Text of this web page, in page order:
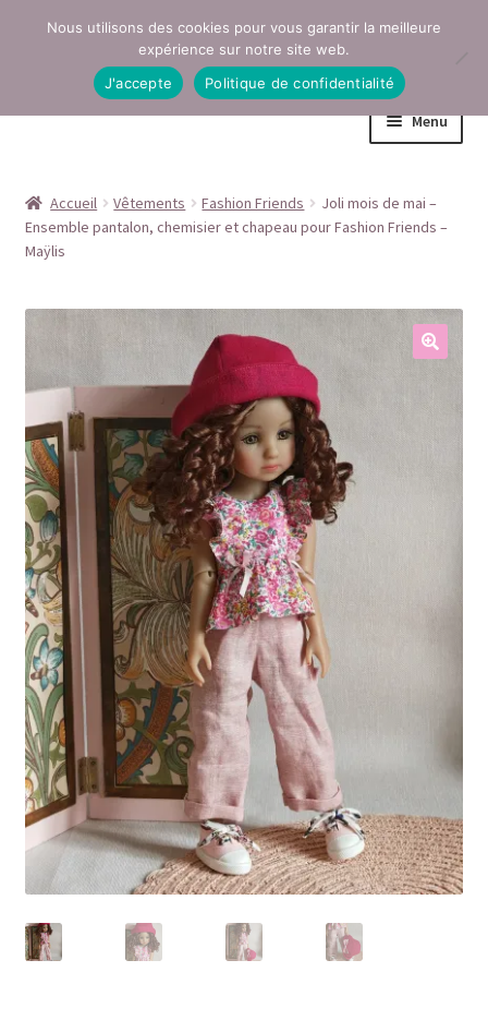
Aller
navigation
Aller
Menu
Conditions générales de vente
Mentions légales
Mon compte
Page Boutique
Panier
Politique de confidentialité
Politique de cookies (UE)
Validation de la commande
Accueil Vêtements Fashion Friends
Joli mois de mai –
Ensemble pantalon, chemisier et chapeau pour Fashion Friends –
Maÿlis
Nous utilisons des cookies pour vous garantir la meilleure
expérience sur notre site web.
J'accepte
Politique de confidentialité